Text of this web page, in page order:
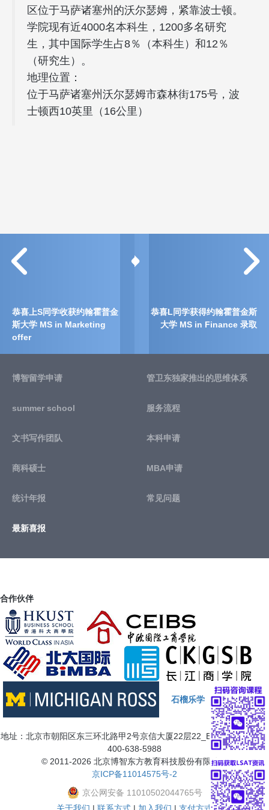
区位于马萨诸塞州的沃尔瑟姆，紧靠波士顿。
学院现有近4000名本科生，1200多名研究
生，其中国际学生占8％（本科生）和12％
（研究生）。
地理位置：
位于马萨诸塞州沃尔瑟姆市森林街175号，波
士顿西10英里（16公里）
恭喜上S同学收获约翰霍普金
斯大学 MS in Marketing
offer
恭喜L同学获得约翰霍普金斯
大学 MS in Finance 录取
博智留学申请 管卫东独家推出的思维体系
summer school 服务流程
文书写作团队 本科申请
商科硕士 MBA申请
统计年报 常见问题
最新喜报
合作伙伴
石榴乐学
地址：北京市朝阳区东三环北路甲2号京信大厦22层22_B7三 咨询电话：
400-638-5988
© 2011-2026 北京博智东方教育科技股份有限公司
京ICP备11014575号-2
京公网安备 11010502044765号
关于我们 | 联系方式 | 加入我们 | 支付方式